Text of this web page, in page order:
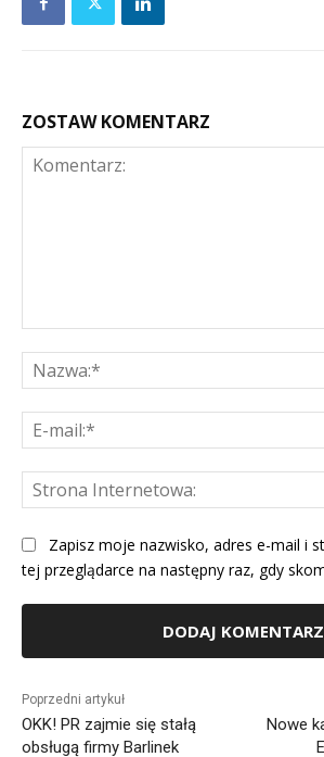
ZOSTAW KOMENTARZ
Zapisz moje nazwisko, adres e-mail i
tej przeglądarce na następny raz, gdy
Poprzedni artykuł
OKK! PR zajmie się stałą
obsługą firmy Barlinek
Nowe